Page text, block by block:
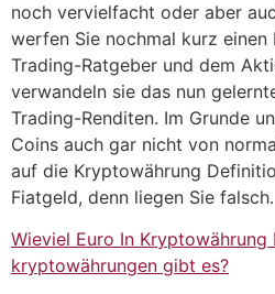
noch vervielfacht oder aber
werfen Sie nochmal kurz einen
Trading-Ratgeber und dem
verwandeln sie das nun
Trading-Renditen. Im Grunde
Coins auch gar nicht von
auf die Kryptowährung
Fiatgeld, denn liegen Sie falsch.
Wieviel Euro In
kryptowährungen gibt es?